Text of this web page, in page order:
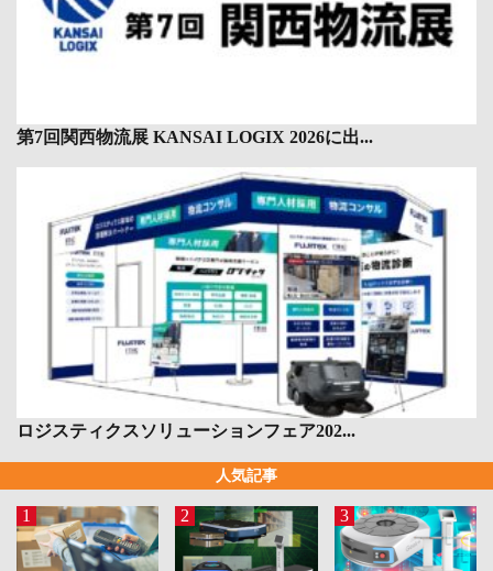
第7回関西物流展 KANSAI LOGIX 2026に出...
ロジスティクスソリューションフェア202...
人気記事
1 2 3